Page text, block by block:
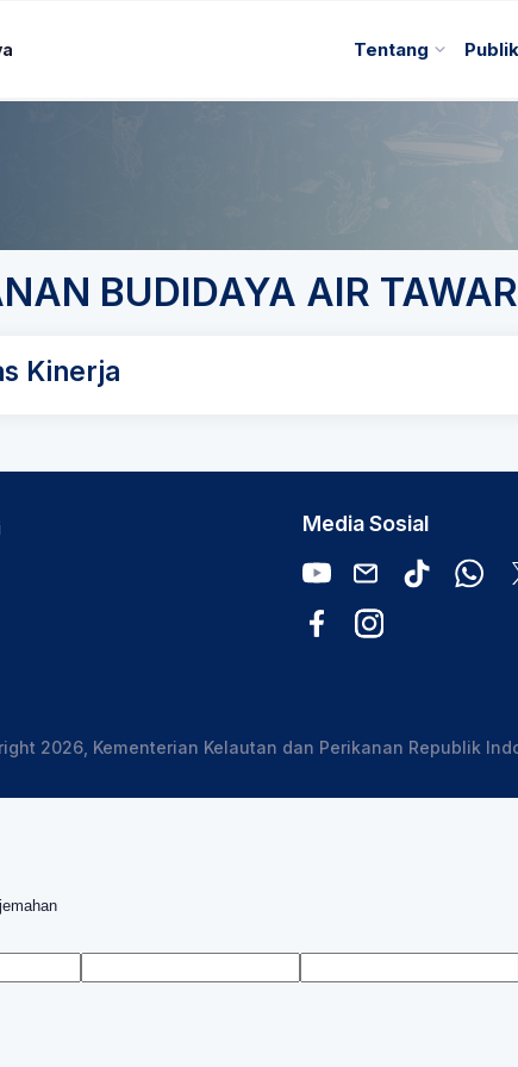
Tentang
BUDIDAYA AIR
Kinerja
Media Sosial
2026, Kementerian Kelautan dan Perikanan Republik